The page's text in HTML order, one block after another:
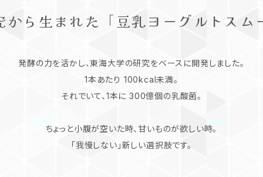
から生まれた「豆乳ヨーグルトスム
発酵の力を活かし、東海大学の研究をベースに開発しました。
1本あたり 100kcal未満。
それでいて、1本に 300億個の乳酸菌。
ちょっと小腹が空いた時、甘いものが欲しい時。
「我慢しない」新しい選択肢です。